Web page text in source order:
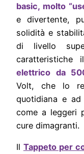
basic, molto
e divertente,
solidità e
di livello
elettrico da
Volt, che lo
quotidiana e ad
come a leggeri
cure dimagranti.
Il Tappeto per